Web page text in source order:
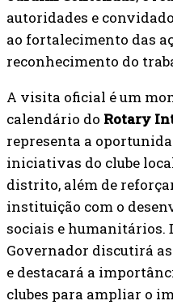
autoridades e
ao fortalecimento das
reconhecimento do
A visita oficial é um
calendário do Rotary
representa a
iniciativas do clube
distrito, além de
instituição com o
sociais e humanitários.
Governador discutirá
e destacará a
clubes para ampliar o